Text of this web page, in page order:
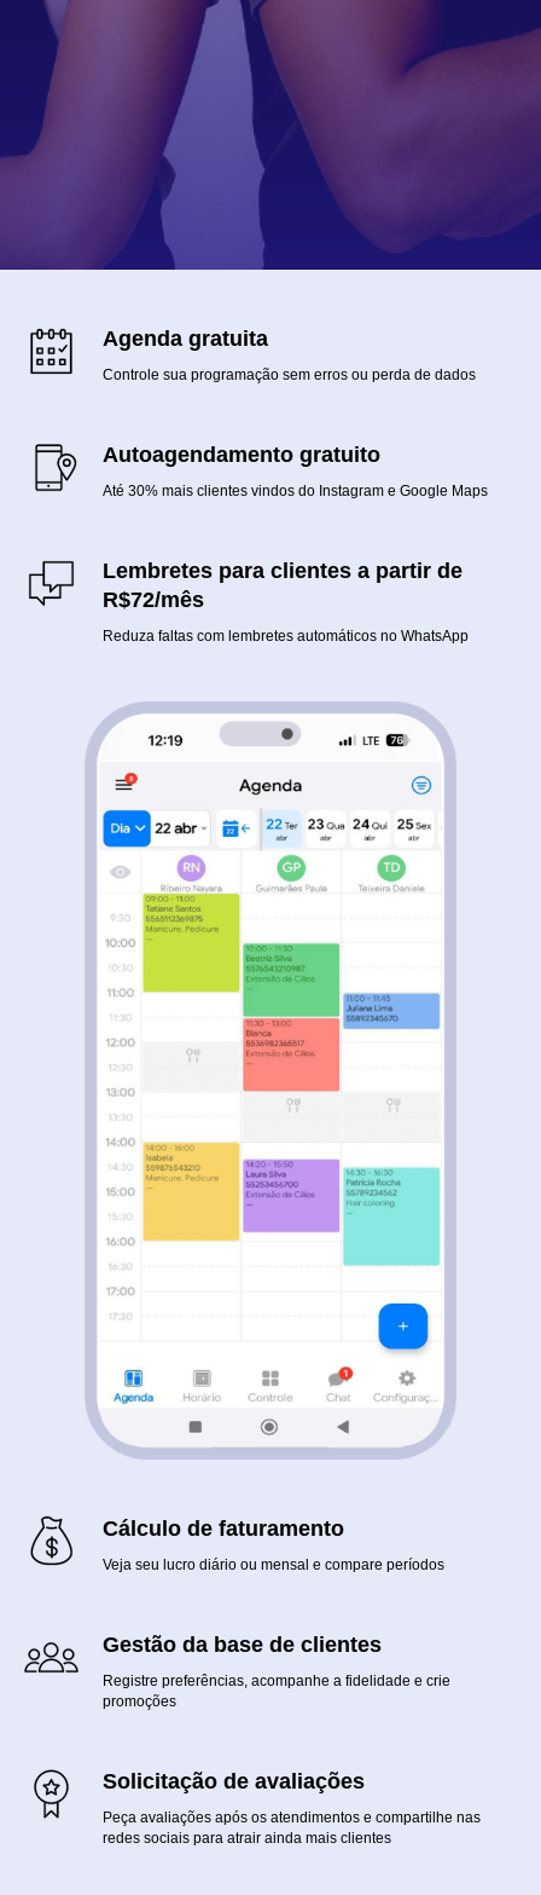
Agenda gratuita
Controle sua programação sem erros ou perda de dados
Autoagendamento gratuito
Até 30% mais clientes vindos do Instagram e Google Maps
Lembretes para clientes a partir de
R$72/mês
Reduza faltas com lembretes automáticos no WhatsApp
Cálculo de faturamento
Veja seu lucro diário ou mensal e compare períodos
Gestão da base de clientes
Registre preferências, acompanhe a fidelidade e crie
promoções
Solicitação de avaliações
Peça avaliações após os atendimentos e compartilhe nas
redes sociais para atrair ainda mais clientes